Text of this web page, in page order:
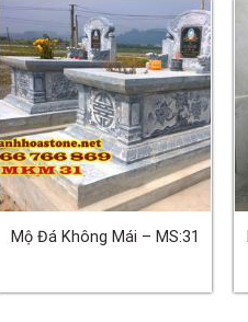
Mộ Đá Không Mái – MS:31